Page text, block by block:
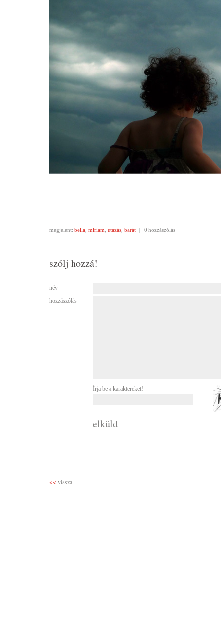
megjelent: bella miriam utazás barát | 0 hozzászólás
szólj hozzá!
név
hozzászólás
Írja be a karaktereket!
elküld
<< vissza